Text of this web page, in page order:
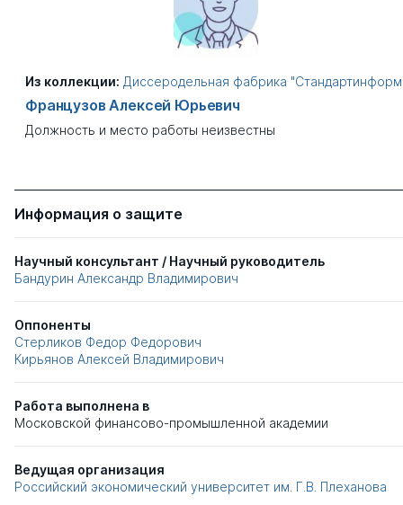
Из коллекции: Диссеродельная фабрика
Французов Алексей Юрьевич
Должность и место работы неизвестны
Информация о защите
Научный консультант / Научный руководитель
Бандурин Александр Владимирович
Оппоненты
Стерликов Федор Федорович
Кирьянов Алексей Владимирович
Работа выполнена в
Московской финансово-промышленной академии
Ведущая организация
Российский экономический университет им. Г.В. Плеханова